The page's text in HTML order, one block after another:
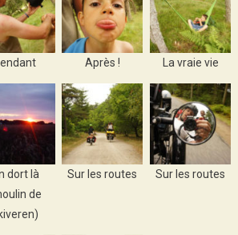
Après ! La vraie vie
dort là
de
Sur les routes Sur les routes